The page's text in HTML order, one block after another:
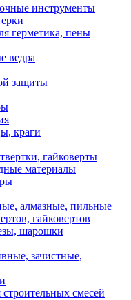
инструменты
герметика, пены
ведра
защиты
краги
гайковерты
материалы
алмазные, пильные
гайковертов
шарошки
зачистные,
смесей